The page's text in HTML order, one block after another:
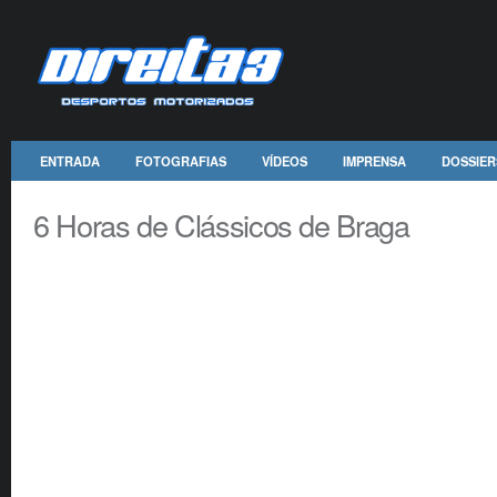
ENTRADA FOTOGRAFIAS VÍDEOS IMPRENSA
6 Horas de Clássicos de Braga